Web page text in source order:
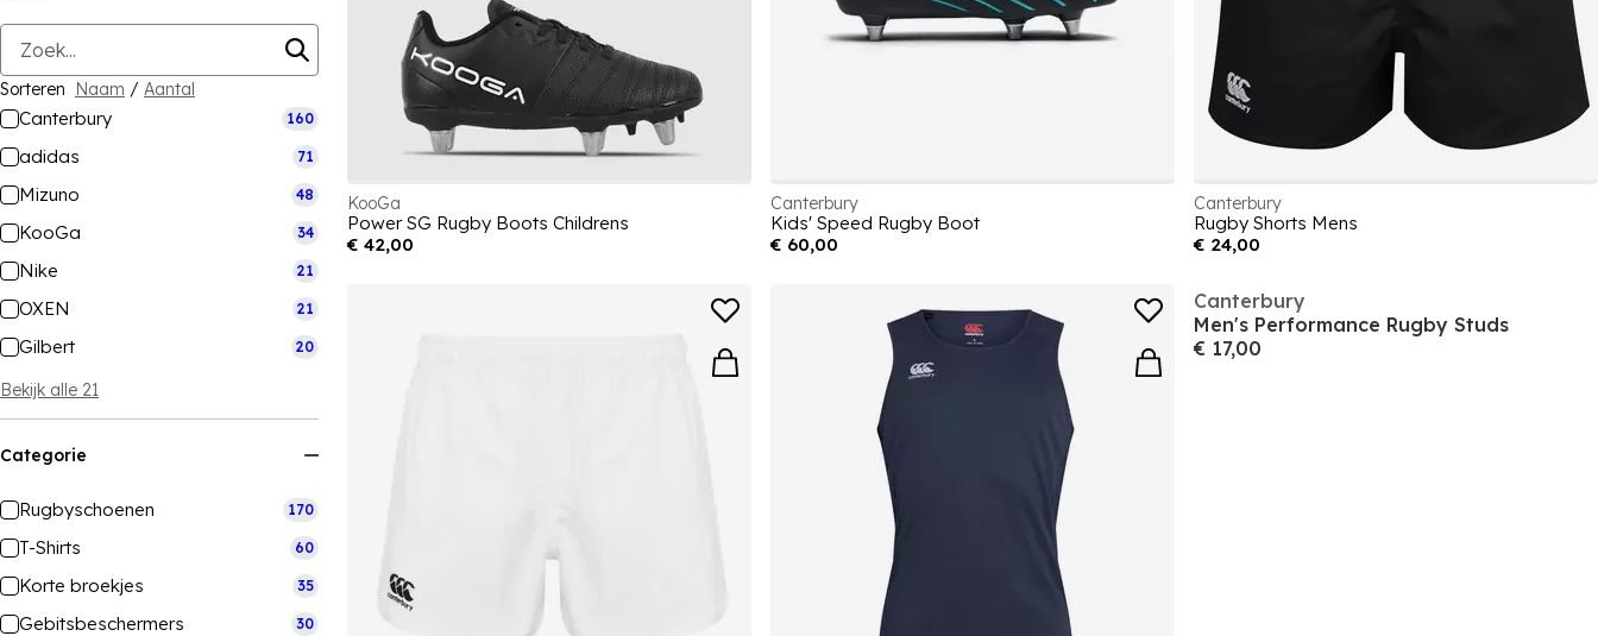
Sorteren Naam / Aantal
Canterbury 160
adidas 71
Mizuno 48
KooGa 34
Nike 21
OXEN 21
Gilbert 20
Bekijk alle 21
Categorie
Rugbyschoenen 170
T-Shirts 60
Korte broekjes 35
Gebitsbeschermers 30
KooGa
Power SG Rugby Boots Childrens
€ 42,00
Canterbury
Kids' Speed Rugby Boot
€ 60,00
Canterbury
Rugby Shorts Mens
€ 24,00
Canterbury
Men's Performance Rugby Studs
€ 17,00